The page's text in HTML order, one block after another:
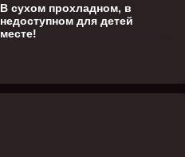
В сухом прохладном, в
недоступном для детей
месте!